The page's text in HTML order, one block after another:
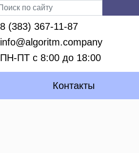
8 (383) 367-11-87
info@algoritm.company
ПН-ПТ с 8:00 до 18:00
Контакты